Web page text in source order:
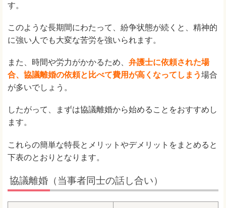
す。
このような長期間にわたって、紛争状態が続くと、精神的
に強い人でも大変な苦労を強いられます。
また、時間や労力がかかるため、 弁護士に依頼された場
合、協議離婚の依頼と比べて費用が高くなってしまう場合
が多いでしょう。
したがって、まずは協議離婚から始めることをおすすめし
ます。
これらの簡単な特長とメリットやデメリットをまとめると
下表のとおりとなります。
協議離婚（当事者同士の話し合い）